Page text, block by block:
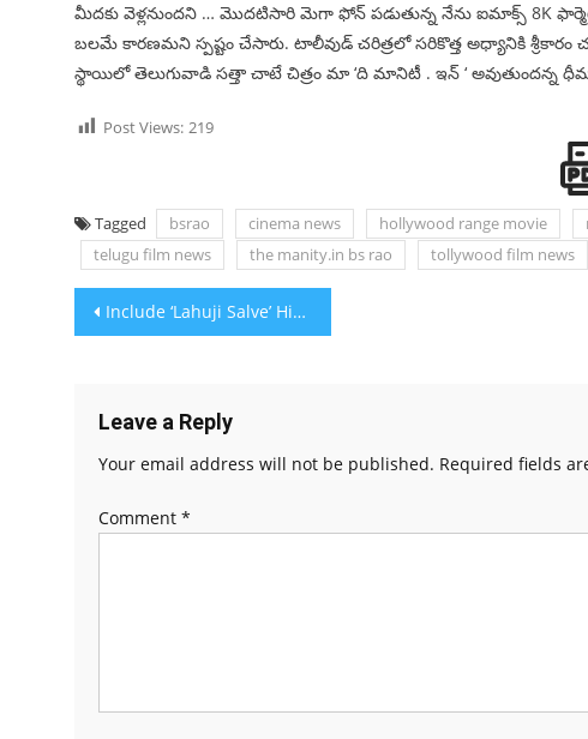
మీదకు వెళ్లనుందని … మొదటిసారి మెగా ఫోన్ పడుతున్న నేను ఐమాక్స్ 8K
బలమే కారణమని స్పష్టం చేసారు. టాలీవుడ్ చరిత్రలో సరికొత్త అధ్యానికి
స్థాయిలో తెలుగువాడి సత్తా చాటే చిత్రం మా ‘ది మానిటీ . ఇన్ ‘ అవుతుందన్న
Post Views: 219
Tagged bsrao cinema news hollywood range movie
telugu film news
the manity.in bs rao tollywood film news
Post navigation
Include ‘Lahuji Salve’ History in Curriculum
Leave a Reply
Your email address will not be published. Required fields
Comment *